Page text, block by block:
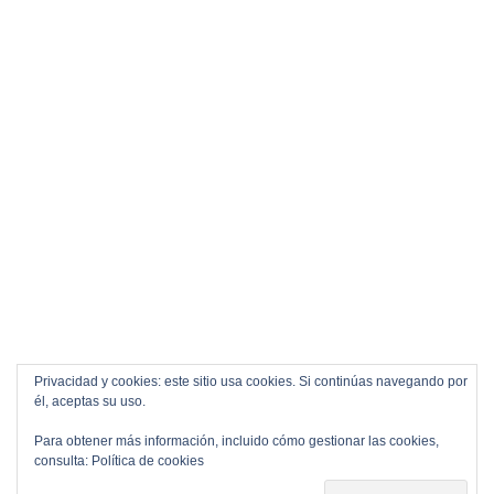
Privacidad y cookies: este sitio usa cookies. Si continúas navegando por
él, aceptas su uso.
Para obtener más información, incluido cómo gestionar las cookies,
consulta: Política de cookies